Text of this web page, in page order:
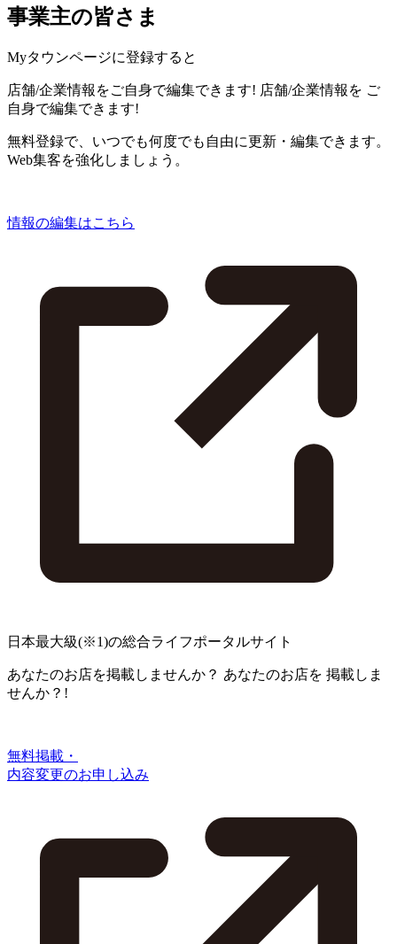
事業主の皆さま
Myタウンページに登録すると
店舗/企業情報をご自身で編集できます! 店舗/企業情報を ご
自身で編集できます!
無料登録で、いつでも何度でも自由に更新・編集できます。
Web集客を強化しましょう。
情報の編集はこちら
日本最大級(※1)の総合ライフポータルサイト
あなたのお店を掲載しませんか？ あなたのお店を 掲載しま
せんか？!
無料掲載・
内容変更のお申し込み